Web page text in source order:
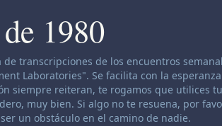
1980
transcripciones de los encuentros
Laboratories". Se facilita con la
siempre reiteran, te rogamos que utilices
muy bien. Si algo no te resuena, por
un obstáculo en el camino de nadie.